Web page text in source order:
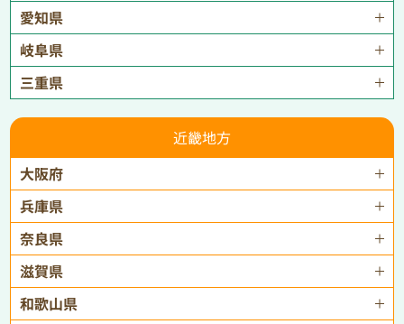
愛知県
岐阜県
三重県
近畿地方
大阪府
兵庫県
奈良県
滋賀県
和歌山県